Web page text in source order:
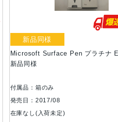
Microsoft Surface Pen プラチナ
新品同様
新品同様
付属品：箱のみ
発売日：2017/08
在庫なし(入荷未定)